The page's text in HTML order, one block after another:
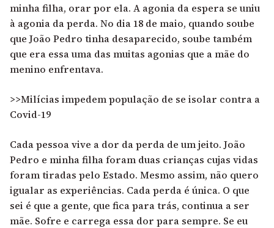
minha filha, orar por ela. A agonia da espera se uniu
à agonia da perda. No dia 18 de maio, quando soube
que João Pedro tinha desaparecido, soube também
que era essa uma das muitas agonias que a mãe do
menino enfrentava.
>>Milícias impedem população de se isolar contra a
Covid-19
Cada pessoa vive a dor da perda de um jeito. João
Pedro e minha filha foram duas crianças cujas vidas
foram tiradas pelo Estado. Mesmo assim, não quero
igualar as experiências. Cada perda é única. O que
sei é que a gente, que fica para trás, continua a ser
mãe. Sofre e carrega essa dor para sempre. Se eu